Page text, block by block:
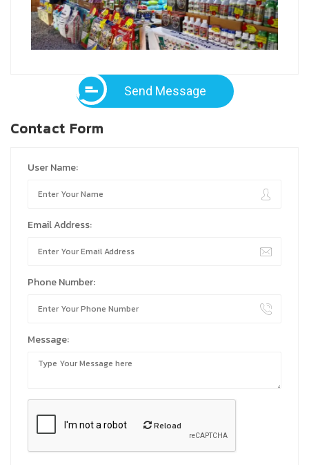
Send Message
Contact Form
User Name:
Email Address:
Phone Number:
Message:
Reload